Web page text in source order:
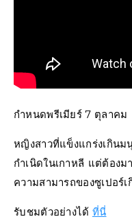
กำหนดพรีเมียร์ 7 ตุลาคม
หญิงสาวที่แข็งแกร่งเกิน
กำเนิดในเกาหลี แต่ต้อง
ความสามารถของซูเปอร์เ
รับชมตัวอย่างได้ ที่นี่